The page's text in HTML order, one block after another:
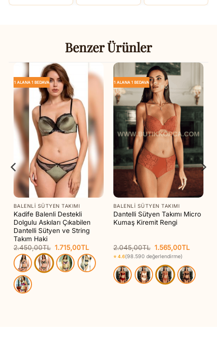
Benzer Ürünler
1 ALANA 1 BEDAVA
BALENLI SÜTYEN TAKIMI
Kadife Balenli Destekli
Dolgulu Askıları Çıkabilen
Dantelli Sütyen ve String
Takım Haki
2.450,00TL Orijinal
fiyat:
2.450,00TL.
1.715,00TL
andaki
fiyat:
1.715,00TL.
1 ALANA 1 BEDAVA
BALENLI SÜTYEN TAKIMI
Dantelli Sütyen Takımı Micro
Kumaş Kiremit Rengi
2.045,00TL Orijinal
fiyat:
2.045,00TL.
1.565,00TL
⭐ 4.6(98.590 değerlendirme)